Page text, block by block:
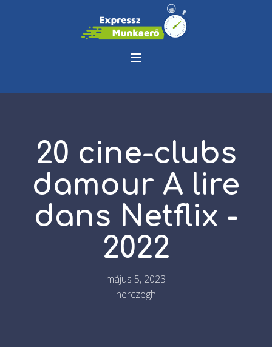
20 cine-clubs
damour A lire
dans Netflix -
2022
május 5, 2023
herczegh